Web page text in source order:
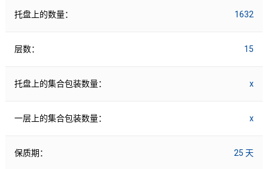
托盘上的数量： 1632
层数： 15
托盘上的集合包装数量： x
一层上的集合包装数量： x
保质期： 25 天